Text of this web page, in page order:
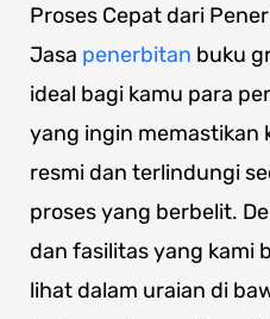
Proses Cepat dari
Jasa penerbitan buku
ideal bagi kamu para
yang ingin memastikan
resmi dan terlindungi
proses yang berbelit.
dan fasilitas yang kami
lihat dalam uraian di